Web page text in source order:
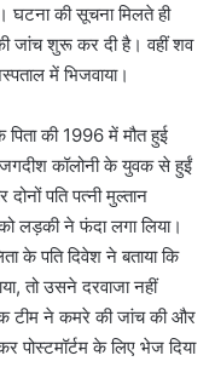
की सूचना मिलते ही
जांच शुरू कर दी है। वहीं शव
में भिजवाया।
की 1996 में मौत हुई
कॉलोनी के युवक से हुईं
पति पत्नी मुल्तान
लड़की ने फंदा लगा लिया।
के पति दिवेश ने बताया कि
तो उसने दरवाजा नहीं
टीम ने कमरे की जांच की और
पोस्टमॉर्टम के लिए भेज दिया